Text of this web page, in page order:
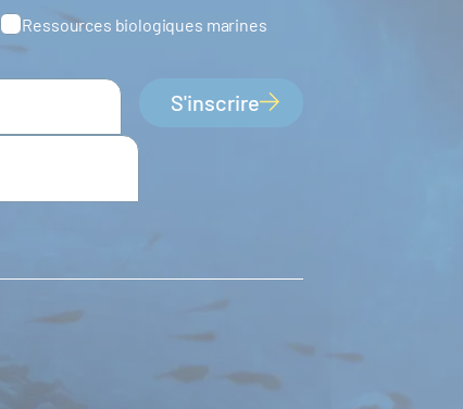
Ressources biologiques marines
S'inscrire